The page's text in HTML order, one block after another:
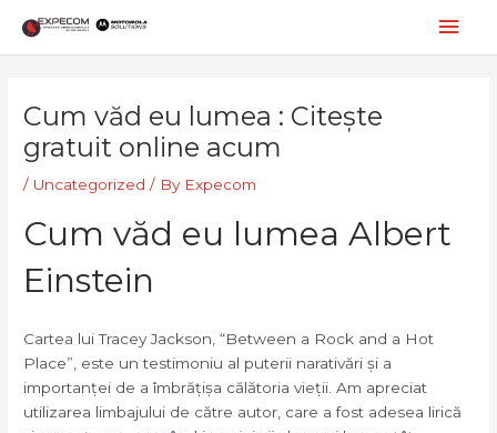
content
Cum văd eu lumea : Citește
gratuit online acum
/ Uncategorized / By Expecom
Cum văd eu lumea Albert
Einstein
Cartea lui Tracey Jackson, “Between a Rock and a Hot
Place”, este un testimoniu al puterii narativări și a
importanței de a îmbrățișa călătoria vieții. Am apreciat
utilizarea limbajului de către autor, care a fost adesea lirică